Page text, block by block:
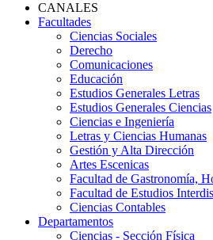
CANALES
Facultades
Ciencias Sociales
Derecho
Comunicaciones
Educación
Estudios Generales Letras
Estudios Generales Ciencias
Ciencias e Ingeniería
Letras y Ciencias Humanas
Gestión y Alta Dirección
Artes Escenicas
Facultad de Gastronomía,
Facultad de Estudios
Ciencias Contables
Departamentos
Ciencias - Sección Física